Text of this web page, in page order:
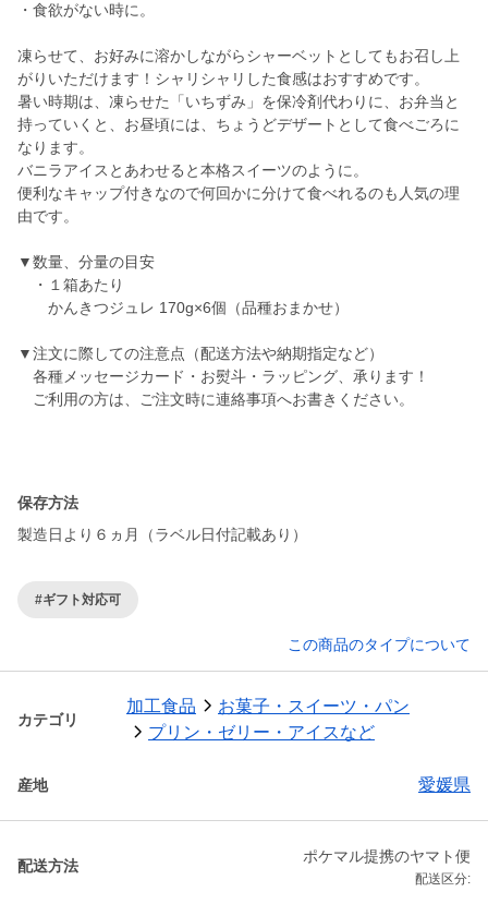
・食欲がない時に。
凍らせて、お好みに溶かしながらシャーベットとしてもお召し上
がりいただけます！シャリシャリした食感はおすすめです。
暑い時期は、凍らせた「いちずみ」を保冷剤代わりに、お弁当と
持っていくと、お昼頃には、ちょうどデザートとして食べごろに
なります。
バニラアイスとあわせると本格スイーツのように。
便利なキャップ付きなので何回かに分けて食べれるのも人気の理
由です。
▼数量、分量の目安
・１箱あたり
かんきつジュレ 170g×6個（品種おまかせ）
▼注文に際しての注意点（配送方法や納期指定など）
各種メッセージカード・お熨斗・ラッピング、承ります！
ご利用の方は、ご注文時に連絡事項へお書きください。
保存方法
製造日より６ヵ月（ラベル日付記載あり）
#ギフト対応可
この商品のタイプについて
カテゴリ
加工食品
お菓子・スイーツ・パン
プリン・ゼリー・アイスなど
産地 愛媛県
配送方法
ポケマル提携のヤマト便
配送区分: